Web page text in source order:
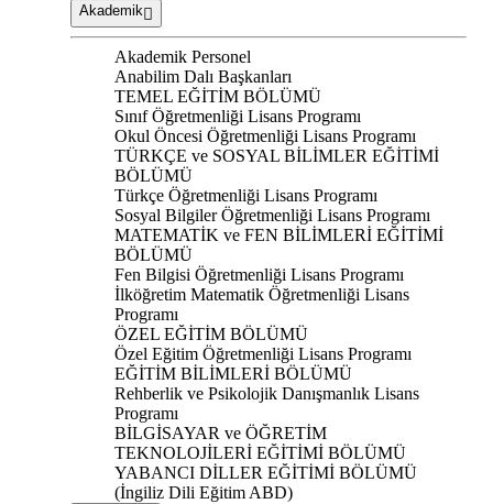
Akademik
Akademik Personel
Anabilim Dalı Başkanları
TEMEL EĞİTİM BÖLÜMÜ
Sınıf Öğretmenliği Lisans Programı
Okul Öncesi Öğretmenliği Lisans Programı
TÜRKÇE ve SOSYAL BİLİMLER EĞİTİMİ
BÖLÜMÜ
Türkçe Öğretmenliği Lisans Programı
Sosyal Bilgiler Öğretmenliği Lisans Programı
MATEMATİK ve FEN BİLİMLERİ EĞİTİMİ
BÖLÜMÜ
Fen Bilgisi Öğretmenliği Lisans Programı
İlköğretim Matematik Öğretmenliği Lisans
Programı
ÖZEL EĞİTİM BÖLÜMÜ
Özel Eğitim Öğretmenliği Lisans Programı
EĞİTİM BİLİMLERİ BÖLÜMÜ
Rehberlik ve Psikolojik Danışmanlık Lisans
Programı
BİLGİSAYAR ve ÖĞRETİM
TEKNOLOJİLERİ EĞİTİMİ BÖLÜMÜ
YABANCI DİLLER EĞİTİMİ BÖLÜMÜ
(İngiliz Dili Eğitim ABD)